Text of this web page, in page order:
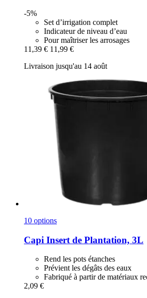
-5%
Set d’irrigation complet
Indicateur de niveau d’eau
Pour maîtriser les arrosages
11,39 € 11,99 €
Livraison jusqu'au 14 août
10 options
Capi Insert de Plantation, 3L
Rend les pots étanches
Prévient les dégâts des eaux
Fabriqué à partir de matériaux
2,09 €